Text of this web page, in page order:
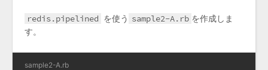
redis.pipelined を使う sample2-A.rb を作成しま
す。
sample2-A.rb